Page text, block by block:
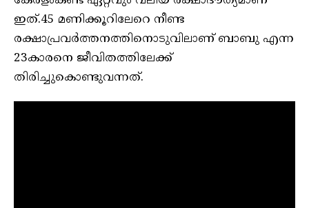
ഇത്.45 മണിക്കൂറിലേറെ നീണ്ട
രക്ഷാപ്രവര്‍ത്തനത്തിനൊടുവിലാണ് ബാബു എന്ന
23കാരനെ ജീവിതത്തിലേക്ക്
തിരിച്ചുകൊണ്ടുവന്നത്.